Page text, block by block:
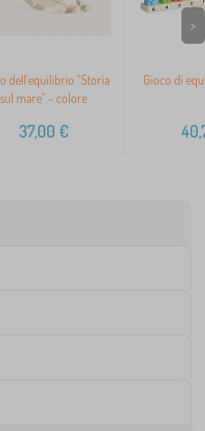
dell'equilibrio "Storia
sul mare" - colore
37,00 €
Gioco di
>